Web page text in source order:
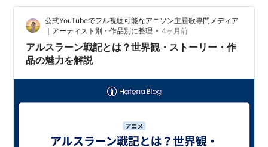
田中芳樹の同名小説を原作とする漫画。
中村地里によるものと、荒川弘によるものの2作品があ
る。
中村地里によるコミカライズ。ASUKAファンタジー
を抉るのか。 今回は、歌詞の奥に隠された「言葉になら
ない衝動」を徹底解説。この記事を読み終えたとき、あ
なたの孤独はきっと、誰かと繋…
公式YouTubeでフル視聴可能なアニソン主題歌専門メディア
｜アーティスト別・作品別に整理 • 4ヶ月前
アルスラーン戦記とは？世界観・ストーリー・作
品の魅力を解説